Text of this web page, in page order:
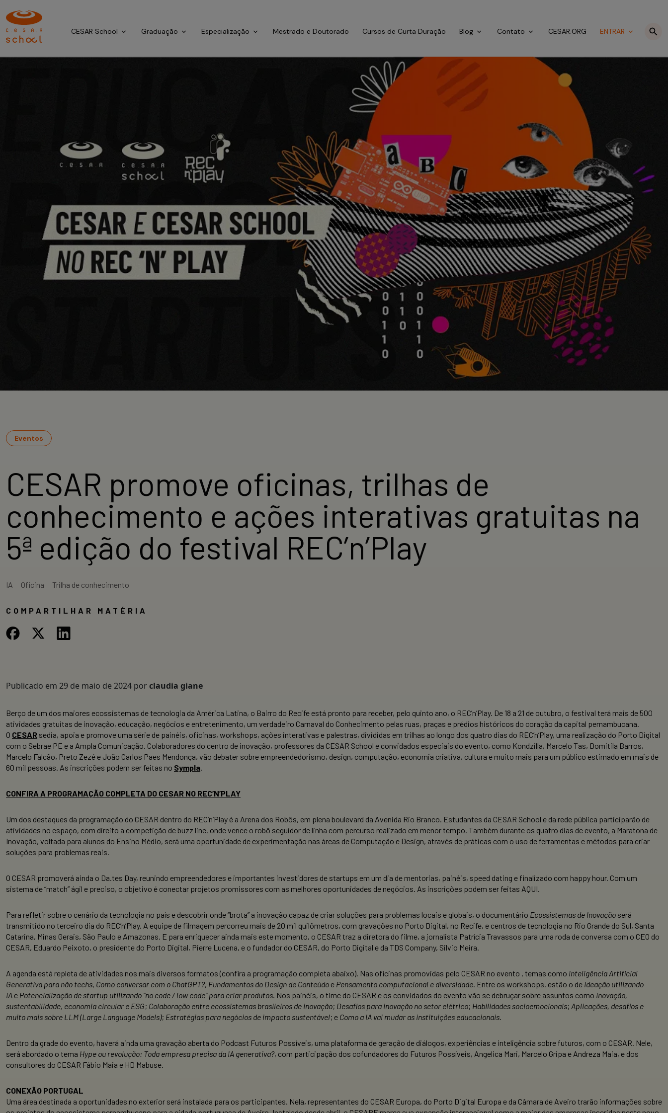
CESAR School Graduação Especialização Mestrado e Doutorado Cursos de Curta Duração Blog Contato CESAR.ORG ENTRAR
Eventos
CESAR promove oficinas, trilhas de
conhecimento e ações interativas gratuitas na
5ª edição do festival REC’n’Play
IA Oficina Trilha de conhecimento
COMPARTILHAR MATÉRIA
Publicado em 29 de maio de 2024 porclaudia giane
Berço de um dos maiores ecossistemas de tecnologia da América Latina, o Bairro do Recife está pronto para receber, pelo quinto ano, o REC’n’Play. De 18 a 21 de outubro, o festival terá mais de 500
atividades gratuitas de inovação, educação, negócios e entretenimento, um verdadeiro Carnaval do Conhecimento pelas ruas, praças e prédios históricos do coração da capital pernambucana.
O CESAR sedia, apoia e promove uma série de painéis, oficinas, workshops, ações interativas e palestras, divididas em trilhas ao longo dos quatro dias do REC’n’Play, uma realização do Porto Digital
com o Sebrae PE e a Ampla Comunicação. Colaboradores do centro de inovação, professores da CESAR School e convidados especiais do evento, como Kondzilla, Marcelo Tas, Domitila Barros,
Marcelo Falcão, Preto Zezé e João Carlos Paes Mendonça, vão debater sobre empreendedorismo, design, computação, economia criativa, cultura e muito mais para um público estimado em mais de
60 mil pessoas. As inscrições podem ser feitas no Sympla.
CONFIRA A PROGRAMAÇÃO COMPLETA DO CESAR NO REC’N’PLAY
Um dos destaques da programação do CESAR dentro do REC’n’Play é a Arena dos Robôs, em plena boulevard da Avenida Rio Branco. Estudantes da CESAR School e da rede pública participarão de
atividades no espaço, com direito a competição de buzz line, onde vence o robô seguidor de linha com percurso realizado em menor tempo. Também durante os quatro dias de evento, a Maratona de
Inovação, voltada para alunos do Ensino Médio, será uma oportunidade de experimentação nas áreas de Computação e Design, através de práticas com o uso de ferramentas e métodos para criar
soluções para problemas reais.
O CESAR promoverá ainda o Da.tes Day, reunindo empreendedores e importantes investidores de startups em um dia de mentorias, painéis, speed dating e finalizado com happy hour. Com um
sistema de “match” ágil e preciso, o objetivo é conectar projetos promissores com as melhores oportunidades de negócios. As inscrições podem ser feitas AQUI.
Para refletir sobre o cenário da tecnologia no país e descobrir onde “brota” a inovação capaz de criar soluções para problemas locais e globais, o documentário Ecossistemas de Inovação será
transmitido no terceiro dia do REC’n’Play. A equipe de filmagem percorreu mais de 20 mil quilômetros, com gravações no Porto Digital, no Recife, e centros de tecnologia no Rio Grande do Sul, Santa
Catarina, Minas Gerais, São Paulo e Amazonas. E para enriquecer ainda mais este momento, o CESAR traz a diretora do filme, a jornalista Patrícia Travassos para uma roda de conversa com o CEO do
CESAR, Eduardo Peixoto, o presidente do Porto Digital, Pierre Lucena, e o fundador do CESAR, do Porto Digital e da TDS Company, Silvio Meira.
A agenda está repleta de atividades nos mais diversos formatos (confira a programação completa abaixo). Nas oficinas promovidas pelo CESAR no evento , temas como Inteligência Artificial
Generativa para não techs, Como conversar com o ChatGPT?, Fundamentos do Design de Conteúdo e Pensamento computacional e diversidade. Entre os workshops, estão o de Ideação utilizando
IA e Potencialização de startup utilizando “no code / low code” para criar produtos. Nos painéis, o time do CESAR e os convidados do evento vão se debruçar sobre assuntos como Inovação,
sustentabilidade, economia circular e ESG; Colaboração entre ecossistemas brasileiros de inovação; Desafios para inovação no setor elétrico; Habilidades socioemocionais; Aplicações, desafios e
muito mais sobre LLM (Large Language Models); Estratégias para negócios de impacto sustentável; e Como a IA vai mudar as instituições educacionais.
Dentro da grade do evento, haverá ainda uma gravação aberta do Podcast Futuros Possíveis, uma plataforma de geração de diálogos, experiências e inteligência sobre futuros, com o CESAR. Nele,
será abordado o tema Hype ou revolução: Toda empresa precisa da IA generativa?, com participação dos cofundadores do Futuros Possíveis, Angelica Mari, Marcelo Gripa e Andreza Maia, e dos
consultores do CESAR Fábio Maia e HD Mabuse.
CONEXÃO PORTUGAL
Uma área destinada a oportunidades no exterior será instalada para os participantes. Nela, representantes do CESAR Europa, do Porto Digital Europa e da Câmara de Aveiro trarão informações sobre